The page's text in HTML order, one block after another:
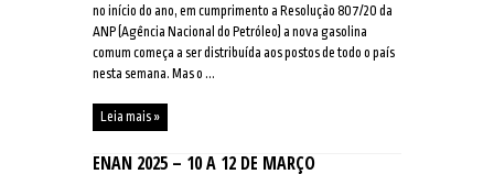
no início do ano, em cumprimento a Resolução 807/20 da
ANP (Agência Nacional do Petróleo) a nova gasolina
comum começa a ser distribuída aos postos de todo o país
nesta semana. Mas o ...
Leia mais »
ENAN 2025 – 10 A 12 DE MARÇO